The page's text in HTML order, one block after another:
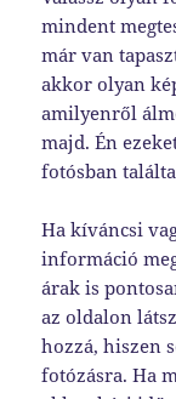
mindent
már van
akkor olyan
amilyenről
majd. Én
fotósban
Ha kíváncsi
információ
árak is
az oldalon
hozzá, hiszen
fotózásra. Ha